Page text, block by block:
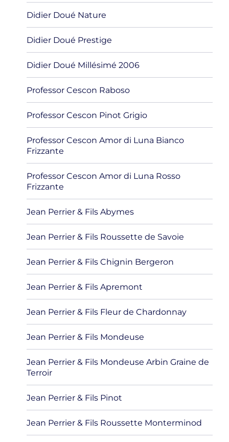
Didier Doué Nature
Didier Doué Prestige
Didier Doué Millésimé 2006
Professor Cescon Raboso
Professor Cescon Pinot Grigio
Professor Cescon Amor di Luna Bianco
Frizzante
Professor Cescon Amor di Luna Rosso
Frizzante
Jean Perrier & Fils Abymes
Jean Perrier & Fils Roussette de Savoie
Jean Perrier & Fils Chignin Bergeron
Jean Perrier & Fils Apremont
Jean Perrier & Fils Fleur de Chardonnay
Jean Perrier & Fils Mondeuse
Jean Perrier & Fils Mondeuse Arbin Graine de
Terroir
Jean Perrier & Fils Pinot
Jean Perrier & Fils Roussette Monterminod